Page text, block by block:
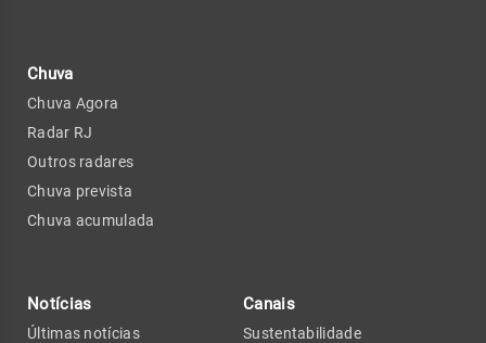
Chuva
Chuva Agora
Radar RJ
Outros radares
Chuva prevista
Chuva acumulada
Notícias
Últimas notícias
Canais
Sustentabilidade